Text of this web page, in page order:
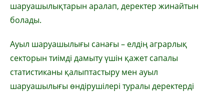
шаруашылықтарын аралап, деректер жинайтын
болады.
Ауыл шаруашылығы санағы – елдің аграрлық
секторын тиімді дамыту үшін қажет сапалы
статистиканы қалыптастыру мен ауыл
шаруашылығы өндірушілері туралы деректерді